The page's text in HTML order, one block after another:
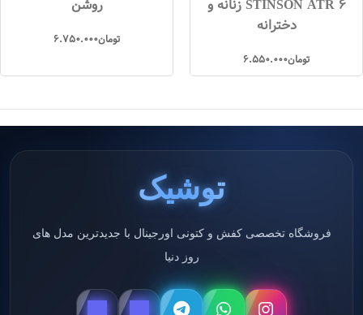
STINSON ATR 6 زنانه و
دخترانه
تومان6.550.000
روشن
تومان6.750.000
توشیک
فروشگاه تخصصی کفش و کتونی اورجینال با جدیدترین مدل های
روز دنیا